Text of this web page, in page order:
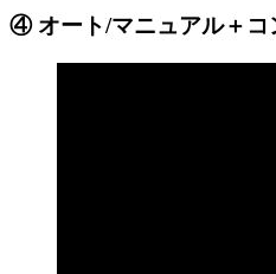
④ オート/マニュアル＋コ